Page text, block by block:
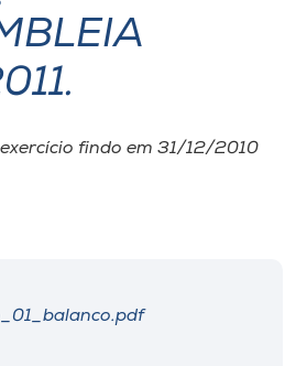
findo em 31/12/2010